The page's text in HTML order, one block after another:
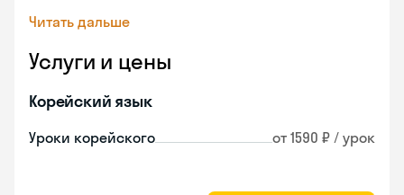
Читать дальше
Услуги и цены
Корейский язык
Уроки корейского от 1590 ₽ / урок